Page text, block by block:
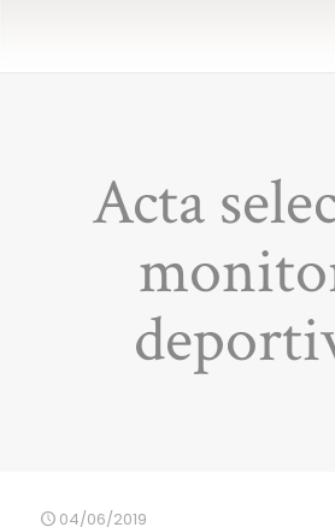
Acta
04/06/2019